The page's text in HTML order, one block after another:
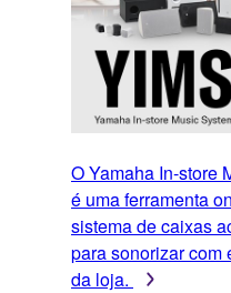
O Yamaha In-store
é uma ferramenta
sistema de caixas
para sonorizar com
da loja.